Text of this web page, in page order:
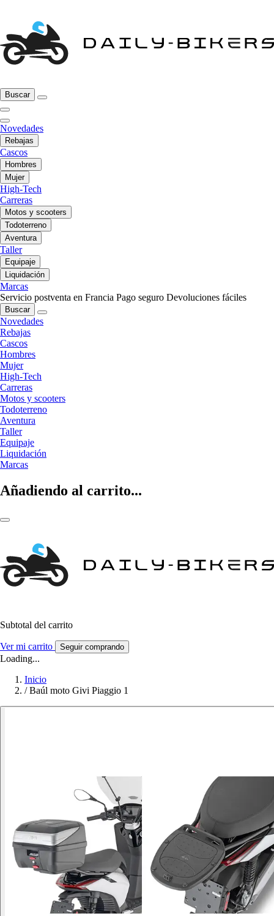
Buscar
Novedades
Rebajas
Cascos
Hombres
Mujer
High-Tech
Carreras
Motos y scooters
Todoterreno
Aventura
Taller
Equipaje
Liquidación
Marcas
Servicio postventa en Francia Pago seguro Devoluciones fáciles
Buscar
Novedades
Rebajas
Cascos
Hombres
Mujer
High-Tech
Carreras
Motos y scooters
Todoterreno
Aventura
Taller
Equipaje
Liquidación
Marcas
Añadiendo al carrito...
Subtotal del carrito
Ver mi carrito Seguir comprando
Loading...
Inicio
/ Baúl moto Givi Piaggio 1